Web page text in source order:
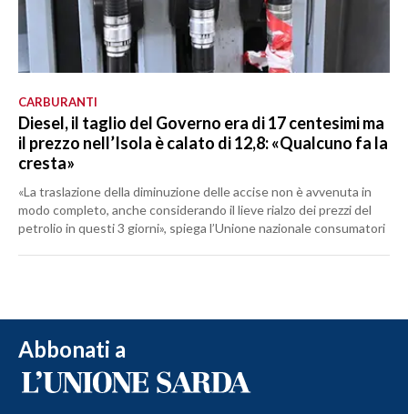
CARBURANTI
Diesel, il taglio del Governo era di 17 centesimi ma
il prezzo nell’Isola è calato di 12,8: «Qualcuno fa la
cresta»
«La traslazione della diminuzione delle accise non è avvenuta in
modo completo, anche considerando il lieve rialzo dei prezzi del
petrolio in questi 3 giorni», spiega l’Unione nazionale consumatori
Abbonati a